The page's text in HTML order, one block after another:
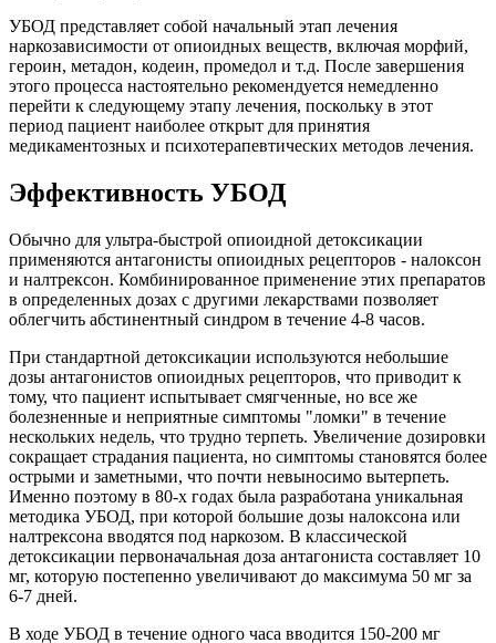
УБОД представляет собой начальный этап лечения
наркозависимости от опиоидных веществ, включая морфий,
героин, метадон, кодеин, промедол и т.д. После завершения
этого процесса настоятельно рекомендуется немедленно
перейти к следующему этапу лечения, поскольку в этот
период пациент наиболее открыт для принятия
медикаментозных и психотерапевтических методов лечения.
Эффективность УБОД
Обычно для ультра-быстрой опиоидной детоксикации
применяются антагонисты опиоидных рецепторов - налоксон
и налтрексон. Комбинированное применение этих препаратов
в определенных дозах с другими лекарствами позволяет
облегчить абстинентный синдром в течение 4-8 часов.
При стандартной детоксикации используются небольшие
дозы антагонистов опиоидных рецепторов, что приводит к
тому, что пациент испытывает смягченные, но все же
болезненные и неприятные симптомы "ломки" в течение
нескольких недель, что трудно терпеть. Увеличение дозировки
сокращает страдания пациента, но симптомы становятся более
острыми и заметными, что почти невыносимо вытерпеть.
Именно поэтому в 80-х годах была разработана уникальная
методика УБОД, при которой большие дозы налоксона или
налтрексона вводятся под наркозом. В классической
детоксикации первоначальная доза антагониста составляет 10
мг, которую постепенно увеличивают до максимума 50 мг за
6-7 дней.
В ходе УБОД в течение одного часа вводится 150-200 мг